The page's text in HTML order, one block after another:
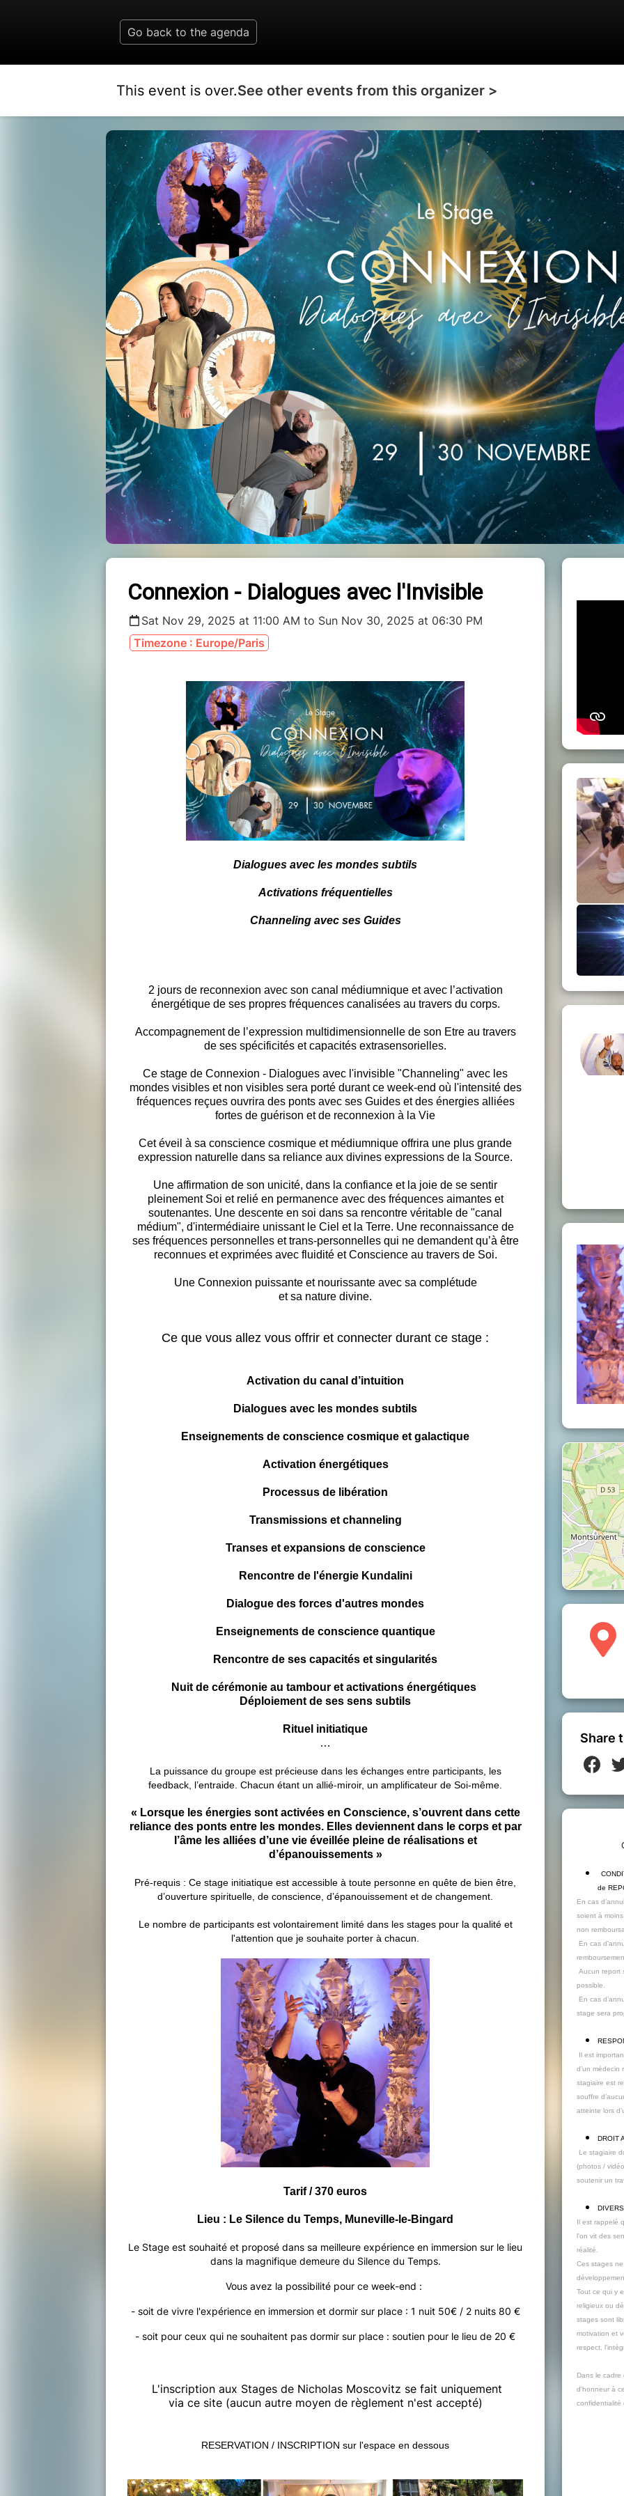
Go back to the agenda
This event is over.See other events from this organizer >
Connexion - Dialogues avec l'Invisible
Sat Nov 29, 2025 at 11:00 AM to Sun Nov 30, 2025 at 06:30 PM
Timezone : Europe/Paris
Dialogues avec les mondes subtils
Activations fréquentielles
Channeling avec ses Guides
2 jours de reconnexion avec son canal médiumnique et avec l’activation
énergétique de ses propres fréquences canalisées au travers du corps.
Accompagnement de l’expression multidimensionnelle de son Etre au travers
de ses spécificités et capacités extrasensorielles.
Ce stage de Connexion - Dialogues avec l'invisible "Channeling" avec les
mondes visibles et non visibles sera porté durant ce week-end où l'intensité des
fréquences reçues ouvrira des ponts avec ses Guides et des énergies alliées
fortes de guérison et de reconnexion à la Vie
Cet éveil à sa conscience cosmique et médiumnique offrira une plus grande
expression naturelle dans sa reliance aux divines expressions de la Source.
Une affirmation de son unicité, dans la confiance et la joie de se sentir
pleinement Soi et relié en permanence avec des fréquences aimantes et
soutenantes. Une descente en soi dans sa rencontre véritable de "canal
médium", d'intermédiaire unissant le Ciel et la Terre. Une reconnaissance de
ses fréquences personnelles et trans-personnelles qui ne demandent qu’à être
reconnues et exprimées avec fluidité et Conscience au travers de Soi.
Une Connexion puissante et nourissante avec sa complétude
et sa nature divine.
Ce que vous allez vous offrir et connecter durant ce stage :
Activation du canal d’intuition
Dialogues avec les mondes subtils
Enseignements de conscience cosmique et galactique
Activation énergétiques
Processus de libération
Transmissions et channeling
Transes et expansions de conscience
Rencontre de l'énergie Kundalini
Dialogue des forces d'autres mondes
Enseignements de conscience quantique
Rencontre de ses capacités et singularités
Nuit de cérémonie au tambour et activations énergétiques
Déploiement de ses sens subtils
Rituel initiatique
…
La puissance du groupe est précieuse dans les échanges entre participants, les
feedback, l’entraide. Chacun étant un allié-miroir, un amplificateur de Soi-même.
« Lorsque les énergies sont activées en Conscience, s’ouvrent dans cette
reliance des ponts entre les mondes. Elles deviennent dans le corps et par
l’âme les alliées d’une vie éveillée pleine de réalisations et
d’épanouissements »
Pré-requis : Ce stage initiatique est accessible à toute personne en quête de bien être,
d’ouverture spirituelle, de conscience, d’épanouissement et de changement.
Le nombre de participants est volontairement limité dans les stages pour la qualité et
l'attention que je souhaite porter à chacun.
Tarif / 370 euros
Lieu : Le Silence du Temps, Muneville-le-Bingard
Le Stage est souhaité et proposé dans sa meilleure expérience en immersion sur le lieu
dans la magnifique demeure du Silence du Temps.
Vous avez la possibilité pour ce week-end :
- soit de vivre l'expérience en immersion et dormir sur place : 1 nuit 50€ / 2 nuits 80 €
- soit pour ceux qui ne souhaitent pas dormir sur place : soutien pour le lieu de 20 €
L'inscription aux Stages de Nicholas Moscovitz se fait uniquement
via ce site (aucun autre moyen de règlement n'est accepté)
RESERVATION / INSCRIPTION sur l'espace en dessous
Share
de
En cas
soient à
non
En cas
Aucun report
possible.
En cas
stage sera
Il est
d’un médecin
stagiaire est
souffre
atteinte lors
DROIT
Le stagiaire
(photos /
soutenir un
DIVERS
Il est rappelé
l'on vit des
réalité.
Ces stages
Tout ce qui y
religieux ou
stages sont
motivation et
respect,
Dans le
d'honneur à
confidentialité